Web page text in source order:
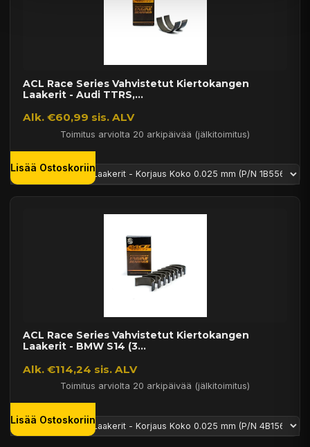
ACL Race Series Vahvistetut Kiertokangen
Laakerit - Audi TTRS,...
Alk. €60,99 sis. ALV
Toimitus arviolta 20 arkipäivää (jälkitoimitus)
Lisää Ostoskoriin
ACL Race Series Vahvistetut Kiertokangen
Laakerit - BMW S14 (3...
Alk. €114,24 sis. ALV
Toimitus arviolta 20 arkipäivää (jälkitoimitus)
Lisää Ostoskoriin